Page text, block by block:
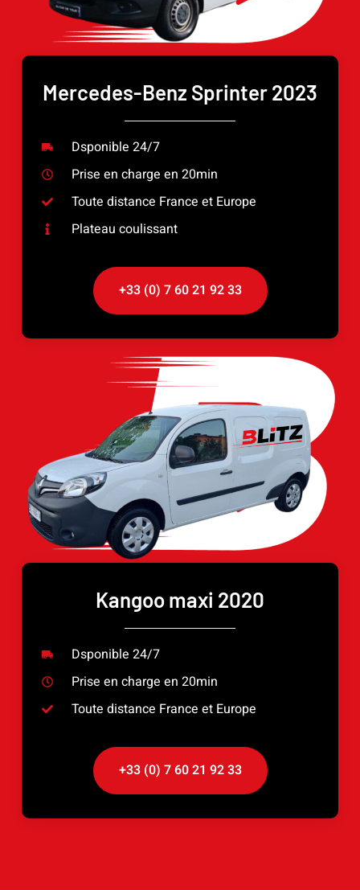
Mercedes-Benz Sprinter 2023
Dsponible 24/7
Prise en charge en 20min
Toute distance France et Europe
Plateau coulissant
+33 (0) 7 60 21 92 33
Kangoo maxi 2020
Dsponible 24/7
Prise en charge en 20min
Toute distance France et Europe
+33 (0) 7 60 21 92 33